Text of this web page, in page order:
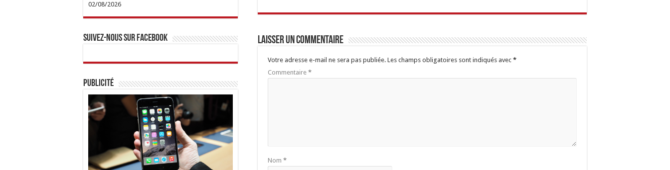
Laisser un commentaire
Votre adresse e-mail ne sera pas publiée. Les champs obligatoires sont indiqués avec *
Commentaire *
Nom *
02/08/2026
Suivez-nous sur Facebook
Publicité